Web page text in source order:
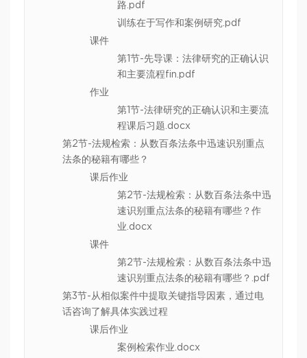
路.pdf
训练在于写作和案例研究.pdf
课件
第1节-先导课：法律研究的正确认识
和主要流程fin.pdf
作业
第1节-法律研究的正确认识和主要流
程课后习题.docx
第2节-法规检索：从数百条法条中迅速识别重点
法条的秘籍有哪些？
课后作业
第2节-法规检索：从数百条法条中迅
速识别重点法条的秘籍有哪些？作
业.docx
课件
第2节-法规检索：从数百条法条中迅
速识别重点法条的秘籍有哪些？.pdf
第3节-从相似案件中提取关键指导因素，通过电
话咨询了解具体实践过程
课后作业
案例检索作业.docx